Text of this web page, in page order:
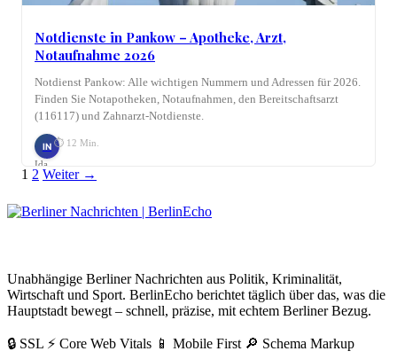
Notdienste in Pankow – Apotheke, Arzt,
Notaufnahme 2026
Notdienst Pankow: Alle wichtigen Nummern und Adressen für 2026.
Finden Sie Notapotheken, Notaufnahmen, den Bereitschaftsarzt
(116117) und Zahnarzt-Notdienste.
IN
Ida
Nagel
⏱ 12 Min.
Seitennummerierung
der
Beiträge
1 2 Link
Weiter →
Unabhängige Berliner Nachrichten aus Politik, Kriminalität,
Wirtschaft und Sport. BerlinEcho berichtet täglich über das, was die
Hauptstadt bewegt – schnell, präzise, mit echtem Berliner Bezug.
🔒 SSL ⚡ Core Web Vitals 📱 Mobile First 🔎 Schema Markup